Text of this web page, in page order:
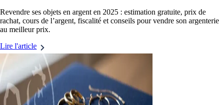
Revendre ses objets en argent en 2025 : estimation gratuite, prix de
rachat, cours de l’argent, fiscalité et conseils pour vendre son argenterie
au meilleur prix.
Lire l'article